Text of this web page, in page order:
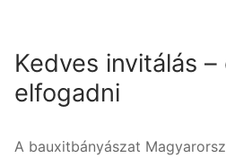
Kedves invitálás
elfogadni
A bauxitbányászat